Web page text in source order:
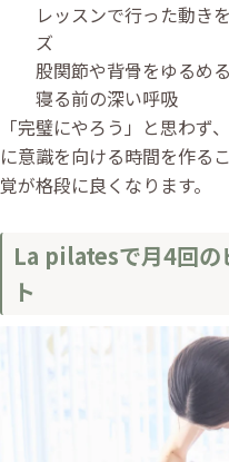
レッスンで行った動き
ズ
股関節や背骨をゆるめ
寝る前の深い呼吸
「完璧にやろう」と思わず
に意識を向ける時間を作る
覚が格段に良くなります。
La pilatesで月4回の
ト